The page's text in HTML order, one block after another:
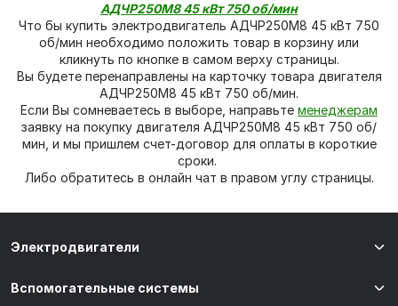
АДЧР250M8 45 кВт 750 об/мин
Что бы купить электродвигатель АДЧР250M8 45 кВт 750
об/мин необходимо положить товар в корзину или
кликнуть по кнопке в самом верху страницы.
Вы будете перенаправлены на карточку товара двигателя
АДЧР250M8 45 кВт 750 об/мин.
Если Вы сомневаетесь в выборе, направьте менеджерам
заявку на покупку двигателя АДЧР250M8 45 кВт 750 об/
мин, и мы пришлем счет-договор для оплаты в короткие
сроки.
Либо обратитесь в онлайн чат в правом углу страницы.
Электродвигатели
Вспомогательные системы